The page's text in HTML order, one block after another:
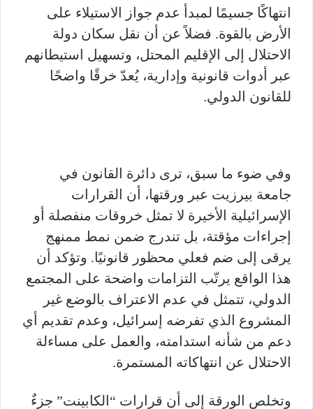
انتهاكًا جسيمًا لمبدأ عدم جواز الاستيلاء على
الأرض بالقوة. فضلاً عن أن نقل سكان دولة
الاحتلال إلى الإقليم المحتل، وتسهيل استيطانهم
عبر أدوات قانونية وإدارية، يُعدّ خرقًا واضحًا
للقانون الدولي.
وفي ضوء ما سبق، ترى دائرة القانون في
جامعة بيرزيت عبر ورقتها، أن القرارات
الإسرائيلية الأخيرة لا تمثل خروقات منفصلة أو
إجراءات مؤقتة، بل تندرج ضمن نمط ممنهج
يرقى إلى ضم فعلي محظور قانونيًا. وتؤكد أن
هذا الواقع يرتّب التزامات واضحة على المجتمع
الدولي، تتمثل في عدم الاعتراف بالوضع غير
المشروع الذي تفرضه إسرائيل، وعدم تقديم أي
دعم من شأنه استدامته، والعمل على مساءلة
الاحتلال عن انتهاكاته المستمرة.
وتخلص الورقة إلى أن قرارات “الكابينت” جزءٌ